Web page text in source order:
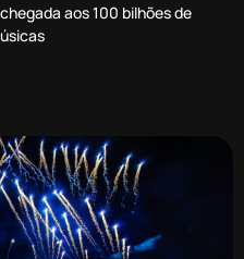
aos 100 bilhões de